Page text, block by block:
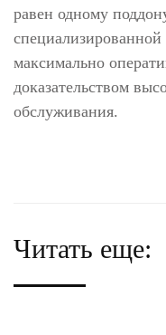
равен одному
специализированной
максимально
доказательством
обслуживания.
Читать еще: